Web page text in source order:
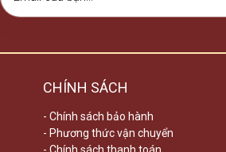
CHÍNH SÁCH
- Chính sách bảo hành
- Phương thức vận chuyển
- Chính sách thanh toán